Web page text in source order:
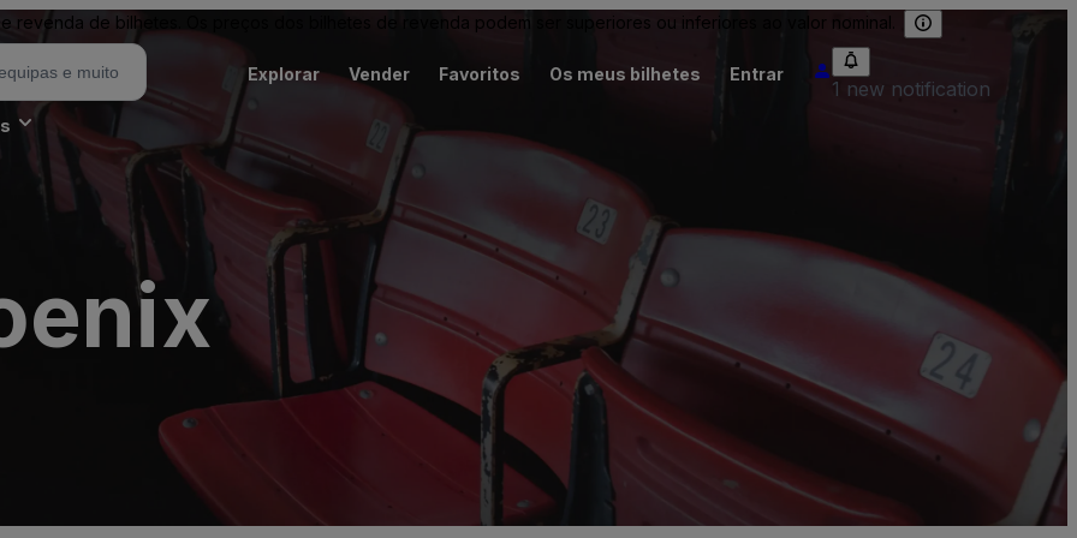
revenda de bilhetes. Os preços dos bilhetes de revenda podem ser superiores ou inferiores ao valor nominal.
Explorar Vender Favoritos Os meus bilhetes Entrar
1 new notification